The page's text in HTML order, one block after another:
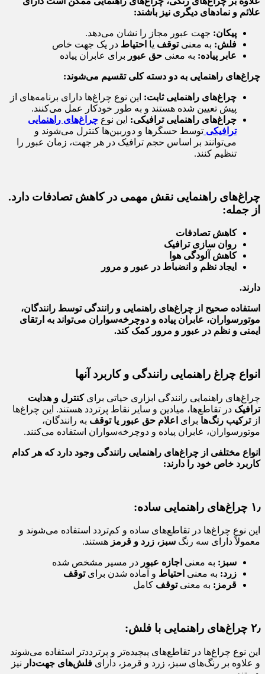
علائم و نمادهای دیگری نیز باشند:
پیکان: جهت عبور مجاز را نشان می‌دهد.
فلش: به معنیتوقف یا احتیاط در یک جهت خاص
عابر پیاده: به معنی حق عبور برای عابران پیاده
چراغ‌های راهنمایی به دو دسته کلی تقسیم می‌شوند:
چراغ‌های راهنمایی ثابت: این نوع چراغ‌ها دارای برنامه‌های از
پیش تعیین شده هستند و به طور خودکار عمل می‌کنند.
چراغ‌های راهنمایی ترافیکی: این نوع چراغ‌های راهنمایی
ترافیکی توسط حسگرها و دوربین‌ها کنترل می‌شوند و
می‌توانند بر اساس حجم ترافیک در هر جهت، زمان عبور را
تنظیم کنند.
چراغ‌های راهنمایی نقش مهمی در کاهش تصادفات دارد.
از جمله:
کاهش تصادفات
روان سازی ترافیک
کاهش آلودگی هوا
ایجاد نظم و انضباط در عبور و مرور
دارند.
استفاده صحیح از چراغ‌های راهنمایی و رانندگی توسط رانندگان،
موتورسواران، عابران پیاده و دوچرخه‌سواران می‌تواند به ارتقای
ایمنی و نظم در عبور و مرور کمک کند.
انواع چراغ راهنمایی رانندگی و کاربرد آنها
چراغ‌های راهنمایی رانندگی ابزاری حیاتی برایکنترل و هدایت
ترافیک در تقاطع‌ها، میادین و سایر نقاط پرتردد هستند. این چراغ‌ها
ازترکیب رنگ‌ها برای اعلام حق عبور یا توقف به رانندگان،
موتورسواران، عابران پیاده و دوچرخه‌سواران استفاده می‌کنند.
انواع مختلفی از چراغ‌های راهنمایی رانندگی وجود دارد که هر کدام
کاربرد خاص خود را دارند:
۱٫ چراغ‌های راهنمایی ساده:
این نوع چراغ‌ها در تقاطع‌های ساده و کم‌تردد استفاده می‌شوند و
معمولاً دارای سه رنگ سبز، زرد و قرمز هستند.
سبز: به معنی اجازه عبور در مسیر مشخص شده
زرد: به معنی احتیاط و آماده شدن برایتوقف
قرمز: به معنیتوقف کامل
۲٫ چراغ‌های راهنمایی با فلش:
این نوع چراغ‌ها در تقاطع‌های پیچیده‌تر و پرترددتر استفاده می‌شوند
و علاوه بر رنگ‌های سبز، زرد و قرمز، دارای فلش‌های جهت‌دار نیز